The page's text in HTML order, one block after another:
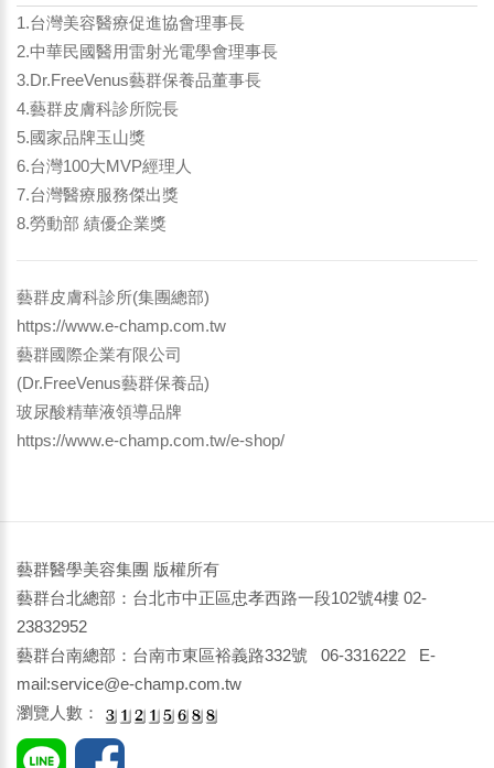
1.台灣美容醫療促進協會理事長
2.中華民國醫用雷射光電學會理事長
3.Dr.FreeVenus藝群保養品董事長
4.藝群皮膚科診所院長
5.國家品牌玉山獎
6.台灣100大MVP經理人
7.台灣醫療服務傑出獎
8.勞動部 績優企業獎
藝群皮膚科診所(集團總部)
https://www.e-champ.com.tw
藝群國際企業有限公司
(Dr.FreeVenus藝群保養品)
玻尿酸精華液領導品牌
https://www.e-champ.com.tw/e-shop/
藝群醫學美容集團 版權所有
藝群台北總部：台北市中正區忠孝西路一段102號4樓 02-
23832952
藝群台南總部：台南市東區裕義路332號 06-3316222 E-
mail:service@e-champ.com.tw
瀏覽人數：